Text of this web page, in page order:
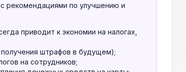
рекомендациями по улучшению и
приводит к экономии на налогах,
штрафов в будущем);
на сотрудников;